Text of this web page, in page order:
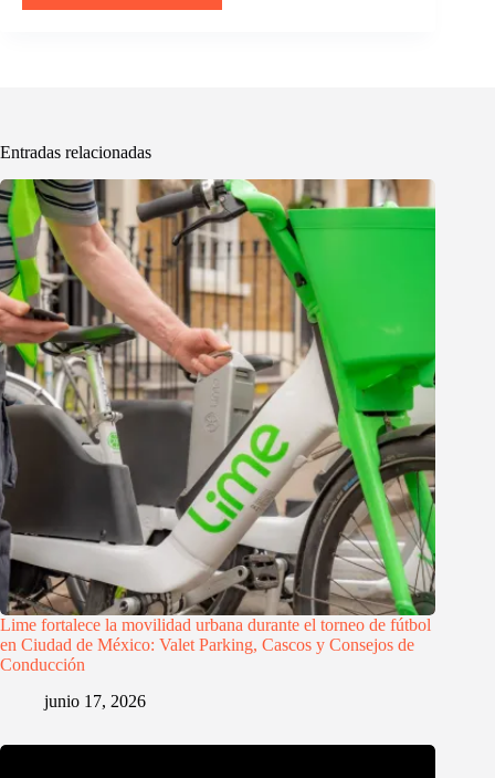
Entradas relacionadas
Lime fortalece la movilidad urbana durante el torneo de fútbol
en Ciudad de México: Valet Parking, Cascos y Consejos de
Conducción
junio 17, 2026